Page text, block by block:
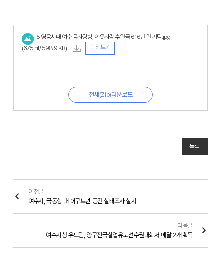
5 영웅시대 여수 웅사랑방, 이웃사랑 후원금 616만 원 기탁.jpg
(675 hit/ 598.9 KB)
미리보기
전체(Zip)다운로드
목록
이전글
여수시, 국동항 내 어구보관 공간 실태조사 실시
다음글
여수시청 유도팀, 양구전국실업유도선수권대회서 메달 2개 획득